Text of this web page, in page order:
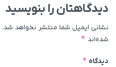
دیدگاهتان را بنویسید
نشانی ایمیل شما منتشر نخواهد شد.
شده‌اند *
دیدگاه *